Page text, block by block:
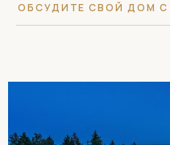
ОБСУДИТЕ СВОЙ ДОМ